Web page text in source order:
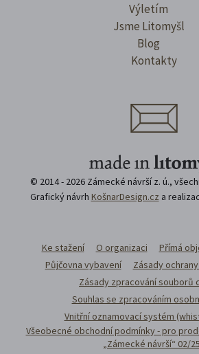
Výletím
Jsme Litomyšl
Blog
Kontakty
© 2014 - 2026 Zámecké návrší z. ú.,
Grafický návrh KošnarDesign.cz a
Ke stažení O organizaci
Přímá
Půjčovna vybavení
Zásady
Zásady zpracování souborů
Souhlas se zpracováním
Vnitřní oznamovací systém
Všeobecné obchodní podmínky - pro
„Zámecké návrší“ 02/